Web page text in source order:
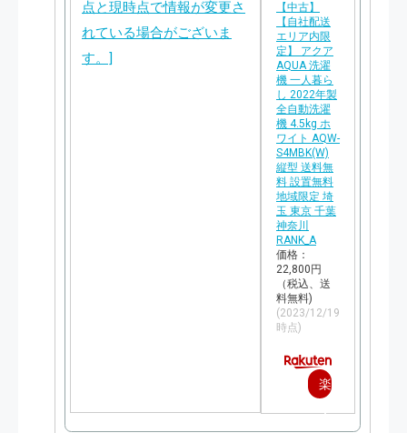
【中古】
【自社配送
エリア内限
定】 アクア
AQUA 洗濯
機 一人暮ら
し 2022年製
全自動洗濯
機 4.5kg ホ
ワイト AQW-
S4MBK(W)
縦型 送料無
料 設置無料
地域限定 埼
玉 東京 千葉
神奈川
RANK_A
価格：
22,800円
（税込、送
料無料)
(2023/12/19
時点)
楽
天